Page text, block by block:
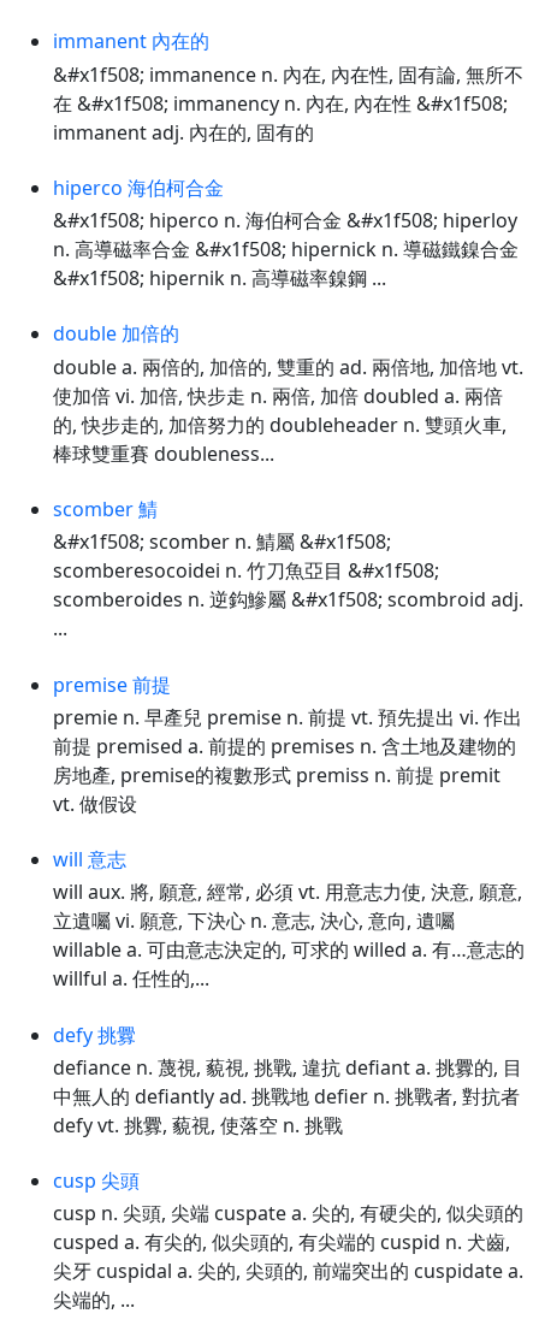
immanent 內在的
&#x1f508; immanence n. 內在, 內在性, 固有論, 無所不
在 &#x1f508; immanency n. 內在, 內在性 &#x1f508;
immanent adj. 內在的, 固有的
hiperco 海伯柯合金
&#x1f508; hiperco n. 海伯柯合金 &#x1f508; hiperloy
n. 高導磁率合金 &#x1f508; hipernick n. 導磁鐵鎳合金
&#x1f508; hipernik n. 高導磁率鎳鋼 ...
double 加倍的
double a. 兩倍的, 加倍的, 雙重的 ad. 兩倍地, 加倍地 vt.
使加倍 vi. 加倍, 快步走 n. 兩倍, 加倍 doubled a. 兩倍
的, 快步走的, 加倍努力的 doubleheader n. 雙頭火車,
棒球雙重賽 doubleness...
scomber 鯖
&#x1f508; scomber n. 鯖屬 &#x1f508;
scomberesocoidei n. 竹刀魚亞目 &#x1f508;
scomberoides n. 逆鈎鰺屬 &#x1f508; scombroid adj.
...
premise 前提
premie n. 早產兒 premise n. 前提 vt. 預先提出 vi. 作出
前提 premised a. 前提的 premises n. 含土地及建物的
房地產, premise的複數形式 premiss n. 前提 premit
vt. 做假设
will 意志
will aux. 將, 願意, 經常, 必須 vt. 用意志力使, 決意, 願意,
立遺囑 vi. 願意, 下決心 n. 意志, 決心, 意向, 遺囑
willable a. 可由意志決定的, 可求的 willed a. 有…意志的
willful a. 任性的,...
defy 挑釁
defiance n. 蔑視, 藐視, 挑戰, 違抗 defiant a. 挑釁的, 目
中無人的 defiantly ad. 挑戰地 defier n. 挑戰者, 對抗者
defy vt. 挑釁, 藐視, 使落空 n. 挑戰
cusp 尖頭
cusp n. 尖頭, 尖端 cuspate a. 尖的, 有硬尖的, 似尖頭的
cusped a. 有尖的, 似尖頭的, 有尖端的 cuspid n. 犬齒,
尖牙 cuspidal a. 尖的, 尖頭的, 前端突出的 cuspidate a.
尖端的, ...